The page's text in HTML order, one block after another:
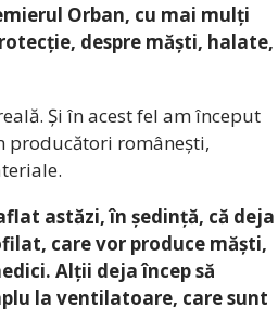
Orban, cu mai mulți
despre măști, halate,
Și în acest fel am început
producători românești,
astăzi, în ședință, că deja
care vor produce măști,
Alții deja încep să
la ventilatoare, care sunt